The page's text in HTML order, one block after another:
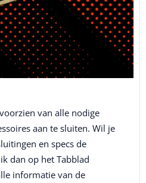
van alle nodige
aan te sluiten. Wil je
en specs de
dan op het Tabblad
informatie van de